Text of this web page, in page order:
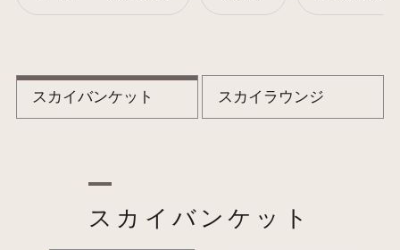
スカイバンケット スカイラウンジ
スカイバンケット